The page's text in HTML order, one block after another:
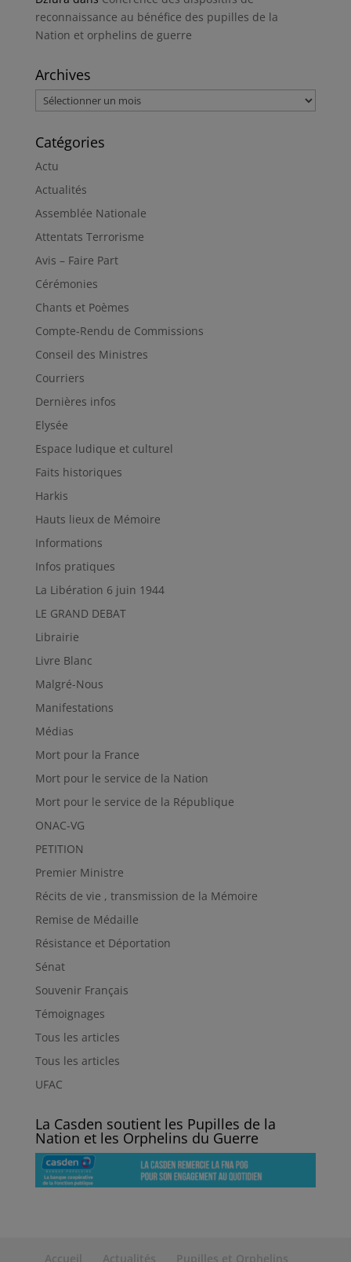
reconnaissance au bénéfice des pupilles de la
Nation et orphelins de guerre
Archives
Archives
Catégories
Actu
Actualités
Assemblée Nationale
Attentats Terrorisme
Avis – Faire Part
Cérémonies
Chants et Poèmes
Compte-Rendu de Commissions
Conseil des Ministres
Courriers
Dernières infos
Elysée
Espace ludique et culturel
Faits historiques
Harkis
Hauts lieux de Mémoire
Informations
Infos pratiques
La Libération 6 juin 1944
LE GRAND DEBAT
Librairie
Livre Blanc
Malgré-Nous
Manifestations
Médias
Mort pour la France
Mort pour le service de la Nation
Mort pour le service de la République
ONAC-VG
PETITION
Premier Ministre
Récits de vie , transmission de la Mémoire
Remise de Médaille
Résistance et Déportation
Sénat
Souvenir Français
Témoignages
Tous les articles
Tous les articles
UFAC
La Casden soutient les Pupilles de la
Nation et les Orphelins du Guerre
Accueil Actualités Pupilles et Orphelins